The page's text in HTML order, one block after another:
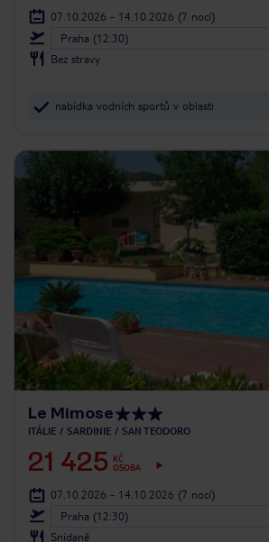
07.10.2026 - 14.10.2026 (7 nocí)
Praha (12:30)
Bez stravy
nabídka vodních sportů v oblasti
Le Mimose
ITÁLIE SARDINIE SAN TEODORO
21 425
KČ
OSOBA
07.10.2026 - 14.10.2026 (7 nocí)
Praha (12:30)
Snídaně